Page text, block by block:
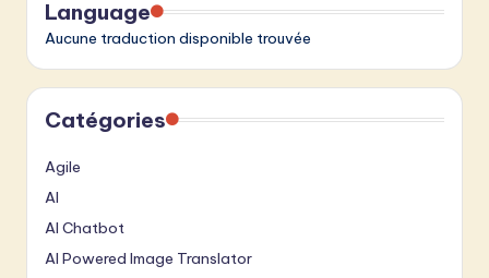
Language
Aucune traduction disponible trouvée
Catégories
Agile
AI
AI Chatbot
AI Powered Image Translator